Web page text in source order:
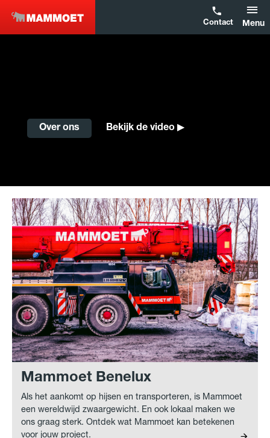
Menu
Contact
Over ons Bekijk de video ▶︎
Mammoet Benelux
Als het aankomt op hijsen en transporteren, is Mammoet
een wereldwijd zwaargewicht. En ook lokaal maken we
ons graag sterk. Ontdek wat Mammoet kan betekenen
voor jouw project.